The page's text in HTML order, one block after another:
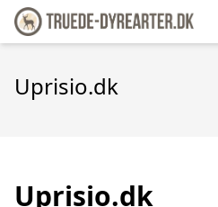
Uprisio.dk
Uprisio.dk